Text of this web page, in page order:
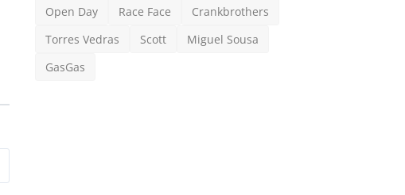
Open Day
Race Face
Crankbrothers
Torres Vedras
Scott
Miguel Sousa
GasGas